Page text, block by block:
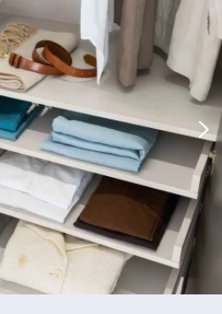
PLAÎT ?
RENDEZ-VOUS